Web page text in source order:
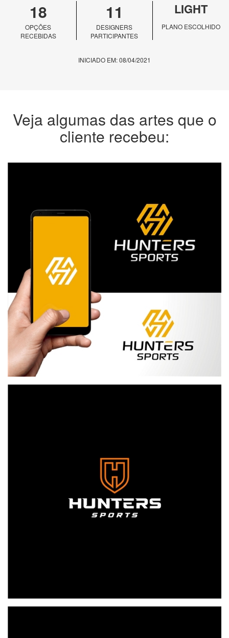
18
OPÇÕES
RECEBIDAS
11
DESIGNERS
PARTICIPANTES
LIGHT
PLANO ESCOLHIDO
INICIADO EM: 08/04/2021
Veja algumas das artes que o
cliente recebeu: